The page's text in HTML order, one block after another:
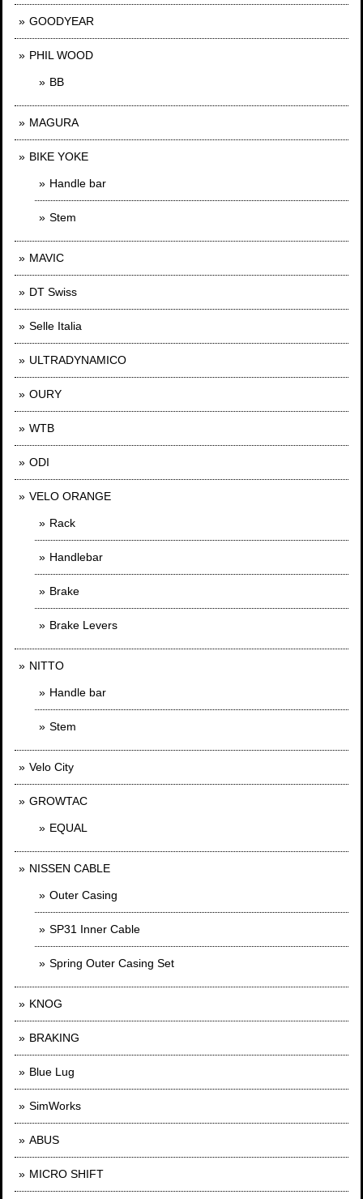
GOODYEAR
PHIL WOOD
BB
MAGURA
BIKE YOKE
Handle bar
Stem
MAVIC
DT Swiss
Selle Italia
ULTRADYNAMICO
OURY
WTB
ODI
VELO ORANGE
Rack
Handlebar
Brake
Brake Levers
NITTO
Handle bar
Stem
Velo City
GROWTAC
EQUAL
NISSEN CABLE
Outer Casing
SP31 Inner Cable
Spring Outer Casing Set
KNOG
BRAKING
Blue Lug
SimWorks
ABUS
MICRO SHIFT